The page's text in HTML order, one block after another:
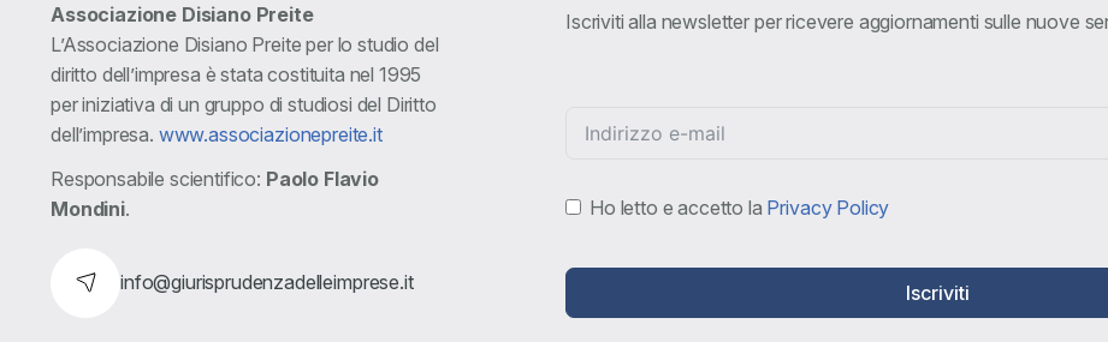
Associazione Disiano Preite
L’Associazione Disiano Preite per lo studio del
diritto dell’impresa è stata costituita nel 1995
per iniziativa di un gruppo di studiosi del Diritto
dell’impresa. www.associazionepreite.it
Responsabile scientifico: Paolo Flavio
Mondini.
info@giurisprudenzadelleimprese.it
Iscriviti alla newsletter per ricevere aggiornamenti sulle nuove
Ho letto e accetto la Privacy Policy
Iscriviti